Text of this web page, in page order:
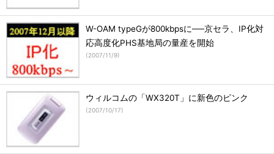
W-OAM typeGが800kbpsに──京セラ、IP化対
応高度化PHS基地局の量産を開始
(2007/11/9)
ウィルコムの「WX320T」に新色のピンク
(2007/10/17)